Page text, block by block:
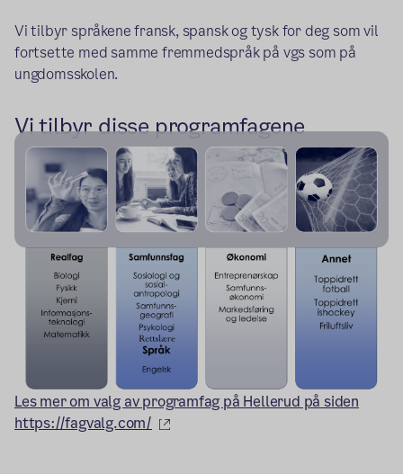
Vi tilbyr språkene fransk, spansk og tysk for deg som vil
fortsette med samme fremmedspråk på vgs som på
ungdomsskolen.
Vi tilbyr disse programfagene
Les mer om valg av programfag på Hellerud på siden
https://fagvalg.com/
(ekstern lenke)